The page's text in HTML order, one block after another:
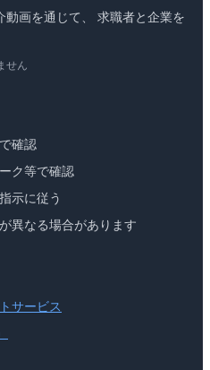
動画を通じて、 求職者と企業を
せん
確認
ク等で確認
示に従う
異なる場合があります
サービス